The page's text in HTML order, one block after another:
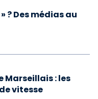
? Des médias au
Marseillais : les
vitesse